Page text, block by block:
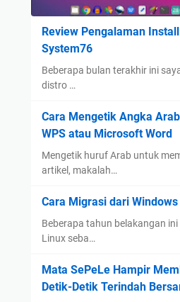
Review Pengalaman
System76
Beberapa bulan terakhir ini
distro …
Cara Mengetik Angka
WPS atau Microsoft Word
Mengetik huruf Arab untuk
artikel, makalah…
Cara Migrasi dari
Beberapa tahun belakangan
Linux seba…
Mata SePeLe Hampir
Detik-Detik Terindah